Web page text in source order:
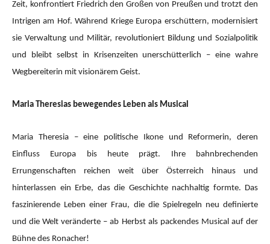
Zeit, konfrontiert Friedrich den Großen von Preußen und trotzt den
Intrigen am Hof. Während Kriege Europa erschüttern, modernisiert
sie Verwaltung und Militär, revolutioniert Bildung und Sozialpolitik
und bleibt selbst in Krisenzeiten unerschütterlich – eine wahre
Wegbereiterin mit visionärem Geist.
Maria Theresias bewegendes Leben als Musical
Maria Theresia – eine politische Ikone und Reformerin, deren
Einfluss Europa bis heute prägt. Ihre bahnbrechenden
Errungenschaften reichen weit über Österreich hinaus und
hinterlassen ein Erbe, das die Geschichte nachhaltig formte. Das
faszinierende Leben einer Frau, die die Spielregeln neu definierte
und die Welt veränderte – ab Herbst als packendes Musical auf der
Bühne des Ronacher!